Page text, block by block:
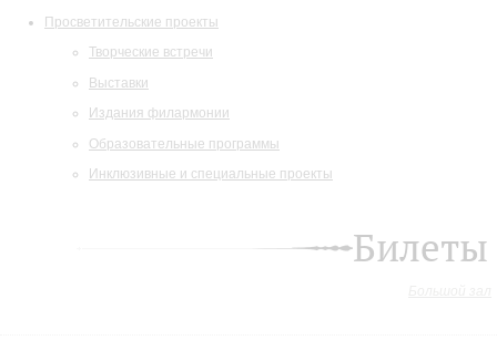
Просветительские проекты
Творческие встречи
Выставки
Издания филармонии
Образовательные программы
Инклюзивные и специальные проекты